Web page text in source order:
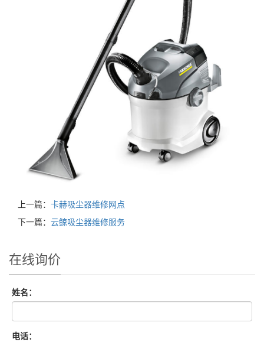
上一篇： 卡赫吸尘器维修网点
下一篇： 云鲸吸尘器维修服务
在线询价
姓名：
电话：